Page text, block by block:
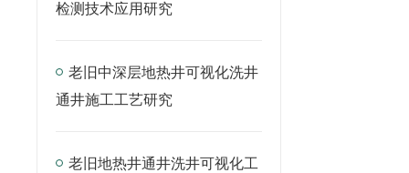
检测技术应用研究
老旧中深层地热井可视化洗井
通井施工工艺研究
老旧地热井通井洗井可视化工